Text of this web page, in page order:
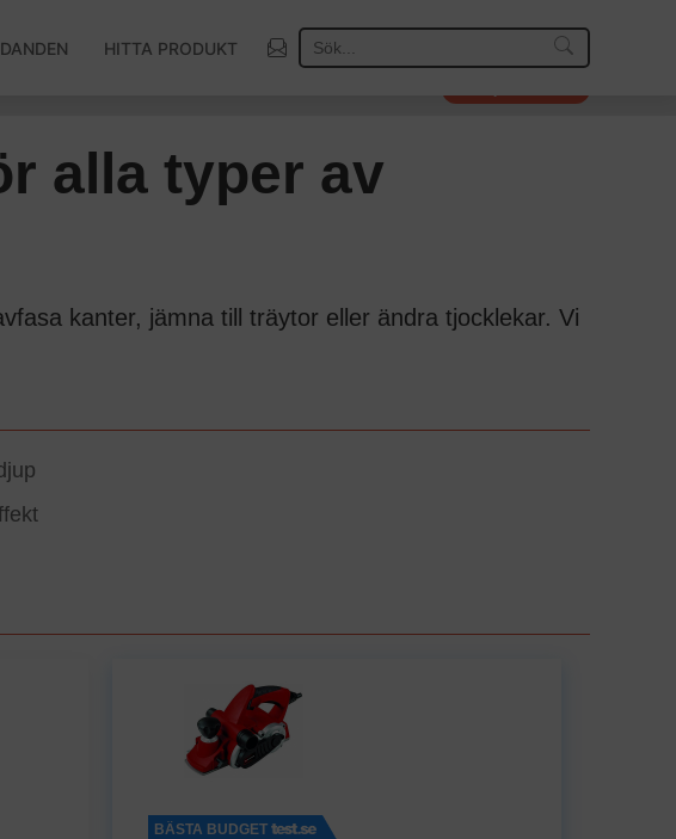
HITTA PRODUKT
alla typer av
kanter, jämna till träytor eller ändra tjocklekar. Vi
BÄSTA BUDGET